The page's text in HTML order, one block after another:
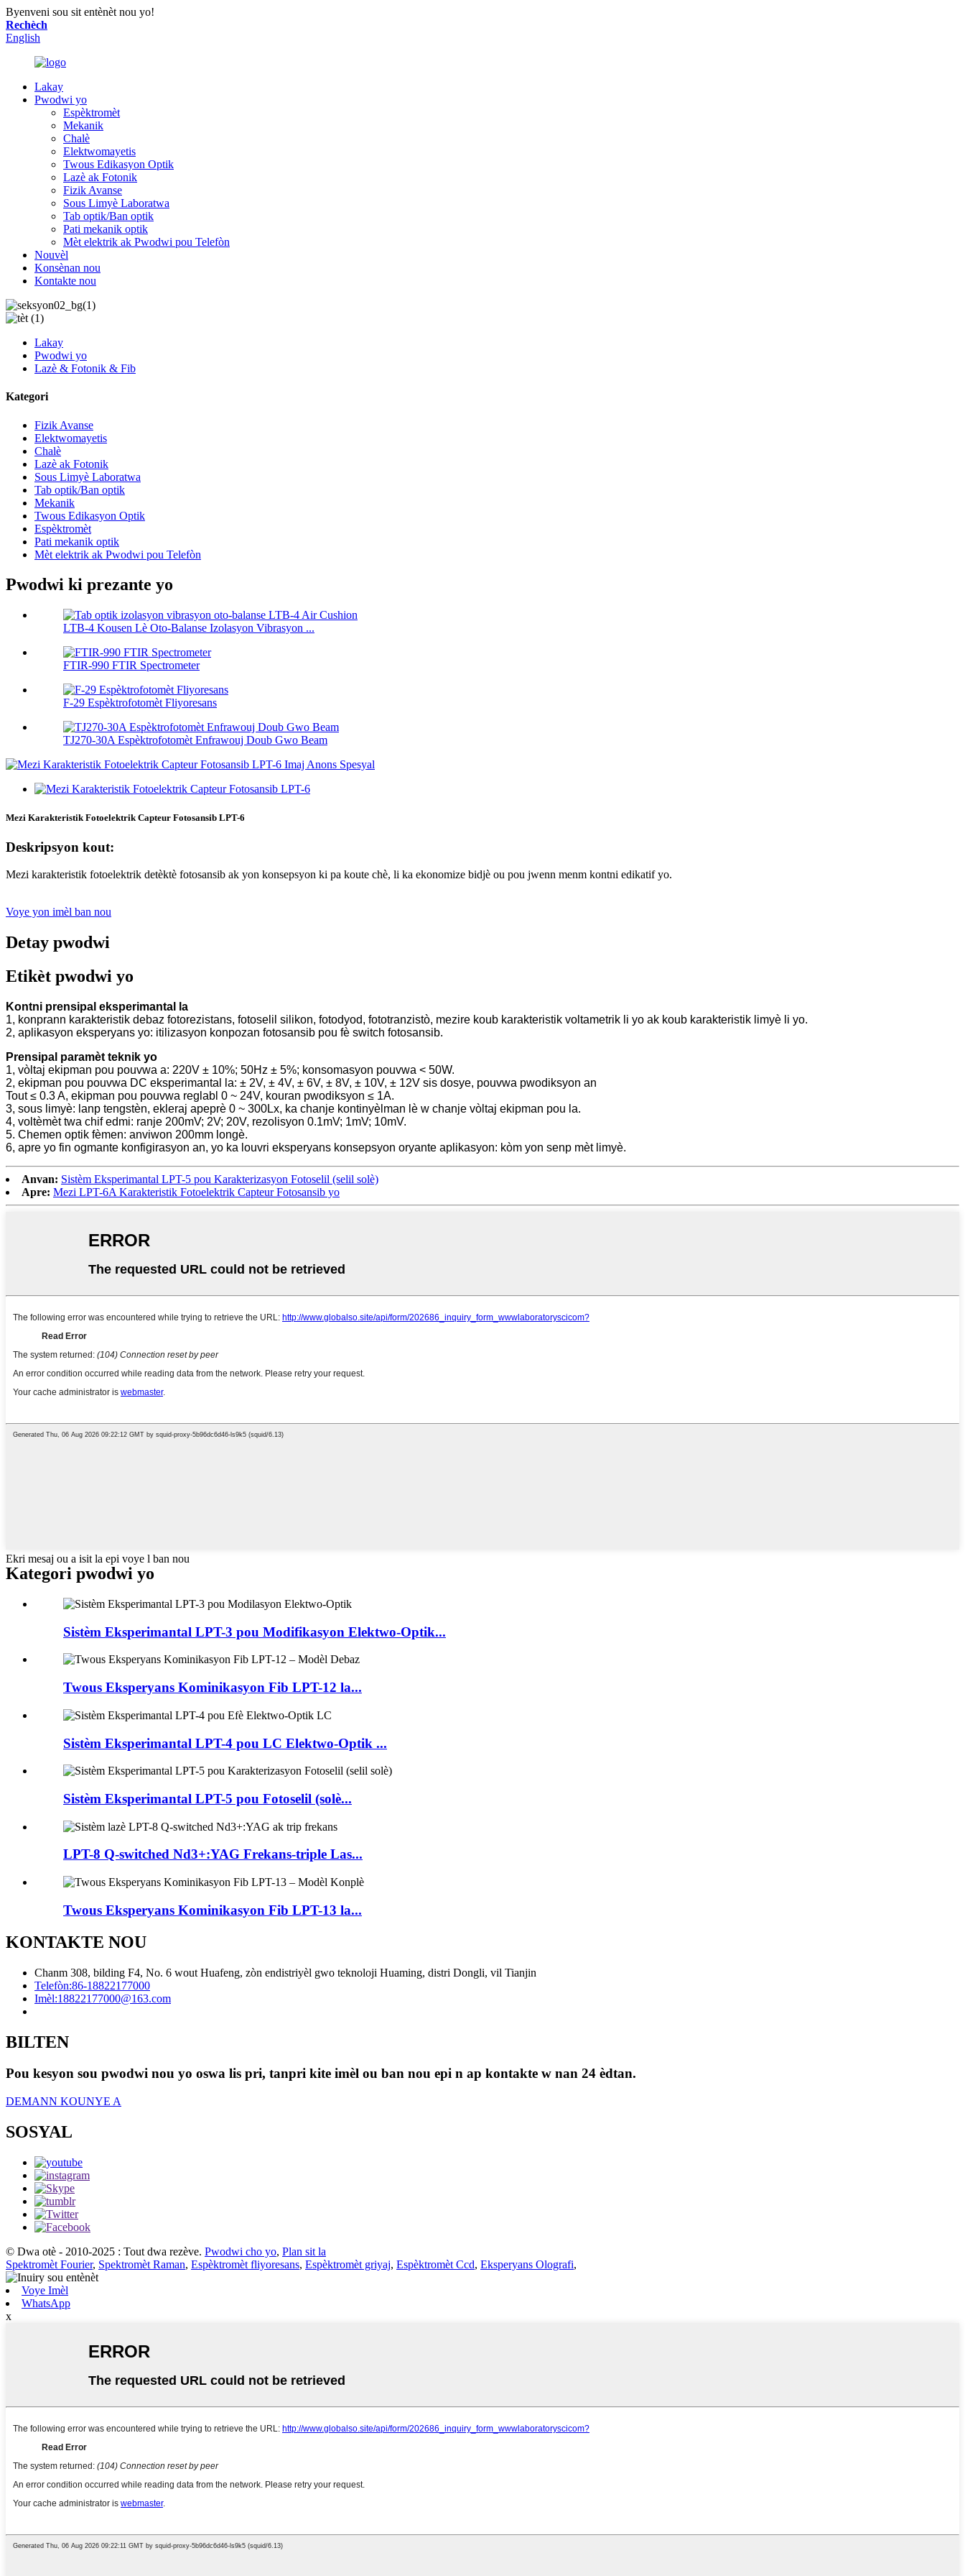
Byenveni sou sit entènèt nou yo!
Rechèch
English
Lakay
Pwodwi yo
Espèktromèt
Mekanik
Chalè
Elektwomayetis
Twous Edikasyon Optik
Lazè ak Fotonik
Fizik Avanse
Sous Limyè Laboratwa
Tab optik/Ban optik
Pati mekanik optik
Mèt elektrik ak Pwodwi pou Telefòn
Nouvèl
Konsènan nou
Kontakte nou
Lakay
Pwodwi yo
Lazè & Fotonik & Fib
Kategori
Fizik Avanse
Elektwomayetis
Chalè
Lazè ak Fotonik
Sous Limyè Laboratwa
Tab optik/Ban optik
Mekanik
Twous Edikasyon Optik
Espèktromèt
Pati mekanik optik
Mèt elektrik ak Pwodwi pou Telefòn
Pwodwi ki prezante yo
LTB-4 Kousen Lè Oto-Balanse Izolasyon Vibrasyon ...
FTIR-990 FTIR Spectrometer
F-29 Espèktrofotomèt Fliyoresans
TJ270-30A Espèktrofotomèt Enfrawouj Doub Gwo Beam
Mezi Karakteristik Fotoelektrik Capteur Fotosansib LPT-6
Deskripsyon kout:
Mezi karakteristik fotoelektrik detèktè fotosansib ak yon konsepsyon ki pa koute chè, li ka ekonomize bidjè ou pou jwenn menm kontni edikatif yo.
Voye yon imèl ban nou
Detay pwodwi
Etikèt pwodwi yo
Kontni prensipal eksperimantal la
1, konprann karakteristik debaz fotorezistans, fotoselil silikon, fotodyod, fototranzistò, mezire koub karakteristik voltametrik li yo ak koub karakteristik limyè li yo.
2, aplikasyon eksperyans yo: itilizasyon konpozan fotosansib pou fè switch fotosansib.
Prensipal paramèt teknik yo
1, vòltaj ekipman pou pouvwa a: 220V ± 10%; 50Hz ± 5%; konsomasyon pouvwa < 50W.
2, ekipman pou pouvwa DC eksperimantal la: ± 2V, ± 4V, ± 6V, ± 8V, ± 10V, ± 12V sis dosye, pouvwa pwodiksyon an
Tout ≤ 0.3 A, ekipman pou pouvwa reglabl 0 ~ 24V, kouran pwodiksyon ≤ 1A.
3, sous limyè: lanp tengstèn, ekleraj apeprè 0 ~ 300Lx, ka chanje kontinyèlman lè w chanje vòltaj ekipman pou la.
4, voltèmèt twa chif edmi: ranje 200mV; 2V; 20V, rezolisyon 0.1mV; 1mV; 10mV.
5. Chemen optik fèmen: anviwon 200mm longè.
6, apre yo fin ogmante konfigirasyon an, yo ka louvri eksperyans konsepsyon oryante aplikasyon: kòm yon senp mèt limyè.
Anvan: Sistèm Eksperimantal LPT-5 pou Karakterizasyon Fotoselil (selil solè)
Apre: Mezi LPT-6A Karakteristik Fotoelektrik Capteur Fotosansib yo
Ekri mesaj ou a isit la epi voye l ban nou
Kategori pwodwi yo
Sistèm Eksperimantal LPT-3 pou Modifikasyon Elektwo-Optik...
Twous Eksperyans Kominikasyon Fib LPT-12 la...
Sistèm Eksperimantal LPT-4 pou LC Elektwo-Optik ...
Sistèm Eksperimantal LPT-5 pou Fotoselil (solè...
LPT-8 Q-switched Nd3+:YAG Frekans-triple Las...
Twous Eksperyans Kominikasyon Fib LPT-13 la...
KONTAKTE NOU
Chanm 308, bilding F4, No. 6 wout Huafeng, zòn endistriyèl gwo teknoloji Huaming, distri Dongli, vil Tianjin
Telefòn:86-18822177000
Imèl:18822177000@163.com
BILTEN
Pou kesyon sou pwodwi nou yo oswa lis pri, tanpri kite imèl ou ban nou epi n ap kontakte w nan 24 èdtan.
DEMANN KOUNYE A
SOSYAL
© Dwa otè - 2010-2025 : Tout dwa rezève. Pwodwi cho yo, Plan sit la
Spektromèt Fourier, Spektromèt Raman, Espèktromèt fliyoresans, Espèktromèt griyaj, Espèktromèt Ccd, Eksperyans Olografi,
Voye Imèl
WhatsApp
x